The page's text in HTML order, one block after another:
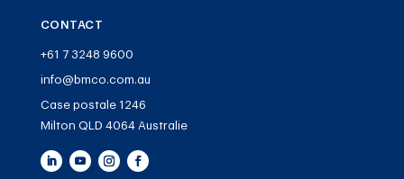
CONTACT
+61 7 3248 9600
info@bmco.com.au
Case postale 1246
Milton QLD 4064 Australie